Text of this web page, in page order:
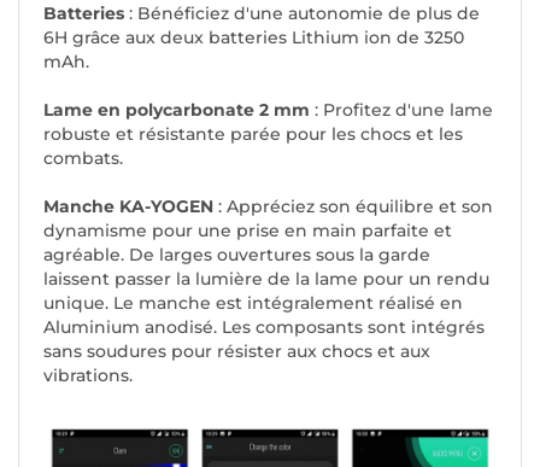
Batteries : Bénéficiez d'une autonomie de plus de
6H grâce aux deux batteries Lithium ion de 3250
mAh.
Lame en polycarbonate 2 mm : Profitez d'une lame
robuste et résistante parée pour les chocs et les
combats.
Manche KA-YOGEN : Appréciez son équilibre et son
dynamisme pour une prise en main parfaite et
agréable. De larges ouvertures sous la garde
laissent passer la lumière de la lame pour un rendu
unique. Le manche est intégralement réalisé en
Aluminium anodisé. Les composants sont intégrés
sans soudures pour résister aux chocs et aux
vibrations.